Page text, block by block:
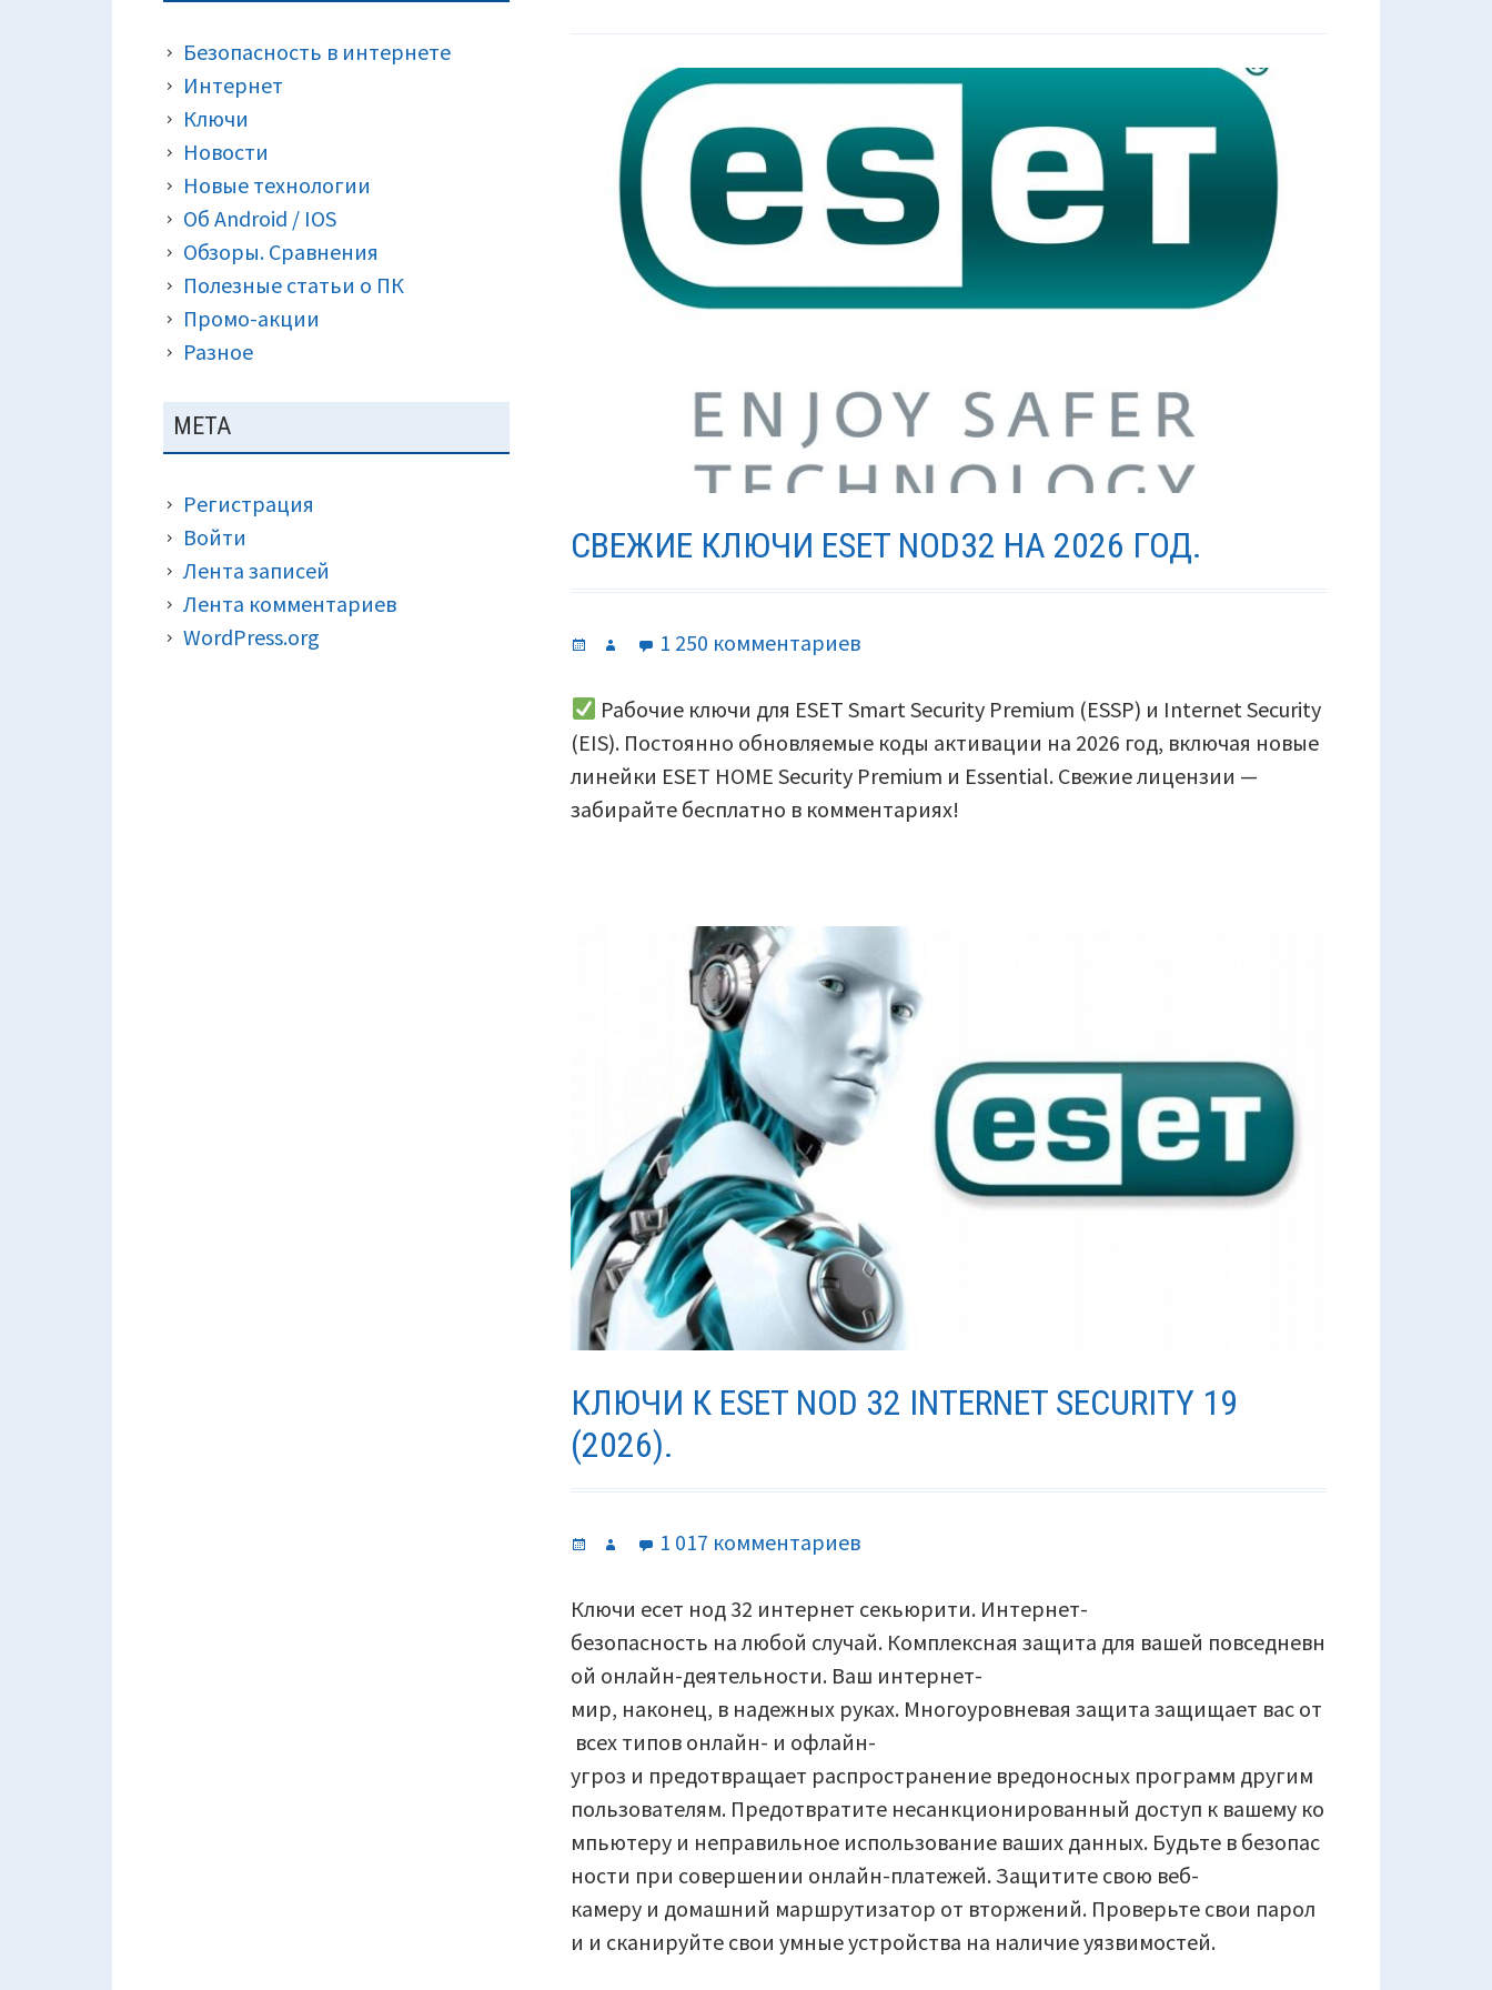
КРОШКИ)
СВЕЖИЕ КЛЮЧИ ESET NOD32 НА 2026 ГОД.
Опубликовано
Автор 1 250 комментариевк
Свежие
ключи
ESET
Nod32
Рабочие ключи для ESET Smart Security Premium (ESSP) и Internet Security
(EIS). Постоянно обновляемые коды активации на 2026 год, включая новые
линейки ESET HOME Security Premium и Essential. Свежие лицензии —
забирайте бесплатно в комментариях!
КЛЮЧИ К ESET NOD 32 INTERNET SECURITY 19
(2026).
Опубликовано
Автор 1 017 комментариевк
Ключи
к
ESET
NOD
32
Internet
Security
19
(2026).
Ключи есет нод 32 интернет секьюрити. Интернет-
безопасность на любой случай. Комплексная защита для вашей повседневн
ой онлайн-деятельности. Ваш интернет-
мир, наконец, в надежных руках. Многоуровневая защита защищает вас от
всех типов онлайн- и офлайн-
угроз и предотвращает распространение вредоносных программ другим
пользователям. Предотвратите несанкционированный доступ к вашему ко
мпьютеру и неправильное использование ваших данных. Будьте в безопас
ности при совершении онлайн-платежей. Защитите свою веб-
камеру и домашний маршрутизатор от вторжений. Проверьте свои парол
и и сканируйте свои умные устройства на наличие уязвимостей.
ПАНЕЛЬ
Безопасность в интернете
Интернет
Ключи
Новости
Новые технологии
Об Android / IOS
Обзоры. Сравнения
Полезные статьи о ПК
Промо-акции
Разное
МЕТА
Регистрация
Войти
Лента записей
Лента комментариев
WordPress.org